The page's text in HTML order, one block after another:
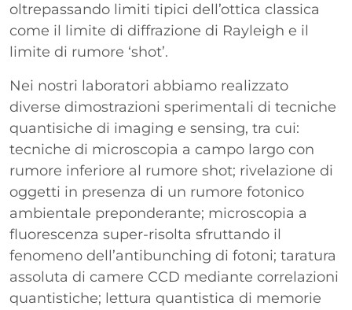
oltrepassando limiti tipici dell’ottica classica
come il limite di diffrazione di Rayleigh e il
limite di rumore ‘shot’.
Nei nostri laboratori abbiamo realizzato
diverse dimostrazioni sperimentali di tecniche
quantisiche di imaging e sensing, tra cui:
tecniche di microscopia a campo largo con
rumore inferiore al rumore shot; rivelazione di
oggetti in presenza di un rumore fotonico
ambientale preponderante; microscopia a
fluorescenza super-risolta sfruttando il
fenomeno dell’antibunching di fotoni; taratura
assoluta di camere CCD mediante correlazioni
quantistiche; lettura quantistica di memorie